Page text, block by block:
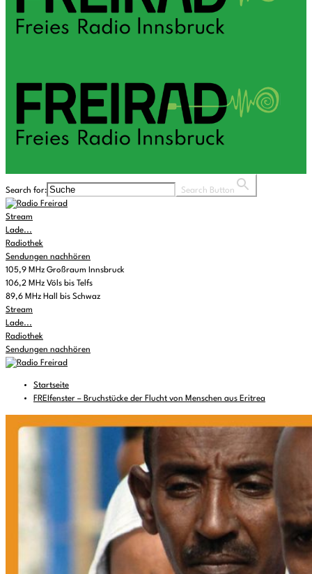
Search for: Search Button
Stream
Lade...
Radiothek
Sendungen nachhören
105,9 MHz Großraum Innsbruck
106,2 MHz Völs bis Telfs
89,6 MHz Hall bis Schwaz
Stream
Lade...
Radiothek
Sendungen nachhören
Startseite
FREIfenster – Bruchstücke der Flucht von Menschen aus Eritrea